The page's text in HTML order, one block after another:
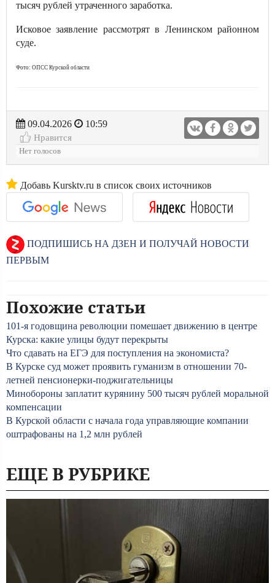
тысяч рублей утраченного заработка.
Исковое заявление рассмотрят в Ленинском районном
суде.
Фото: ОПСС Курской области
09.04.2026
10:59
Нравится
Нет голосов
Добавь Kursktv.ru в список своих источников
ПОДПИШИСЬ НА ДЗЕН И ПОЛУЧАЙ НОВОСТИ
ПЕРВЫМ
Похожие статьи
101-я годовщина революции помешает движению в центре
Курска: какие улицы будут перекрыты
Что сдавать на ЕГЭ для поступления на экономиста?
В Курске суд может проявить гуманизм в отношении 70-
летней пенсионерки-поджигательницы
Минобороны заплатит курянину 500 тысяч рублей моральной
компенсации
В Курской области с начала года управляющие компании
оштрафованы на 1,2 млн рублей
ЕЩЕ В РУБРИКЕ